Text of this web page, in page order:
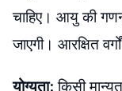
चाहिए। आयु की
जाएगी। आरक्षित
योग्यता: किसी